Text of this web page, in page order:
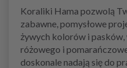
Koraliki Hama pozwolą
zabawne, pomysłowe
żywych kolorów i pasków,
różowego i
doskonale nadają się do